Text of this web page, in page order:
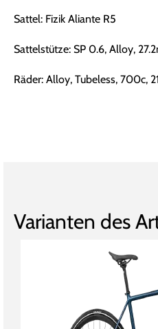
Sattel: Fizik Aliante R5
Sattelstütze: SP 0.6, Alloy,
Räder: Alloy, Tubeless, 700c,
Varianten des